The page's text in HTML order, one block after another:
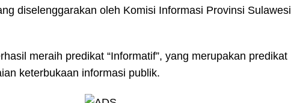
diselenggarakan oleh Komisi Informasi Provinsi Sulawesi
meraih predikat “Informatif”, yang merupakan predikat
keterbukaan informasi publik.